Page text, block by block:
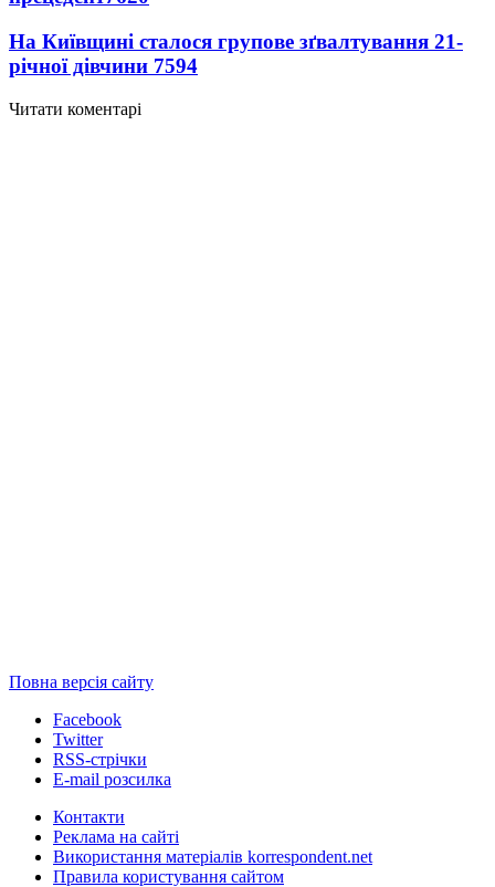
На Київщині сталося групове зґвалтування 21-
річної дівчини 7594
Читати коментарі
Повна версія сайту
Facebook
Twitter
RSS-стрічки
E-mail розсилка
Контакти
Реклама на сайті
Використання матеріалів korrespondent.net
Правила користування сайтом